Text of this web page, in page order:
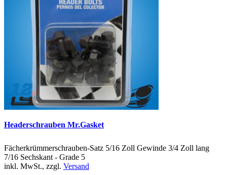
Headerschrauben Mr.Gasket
Fächerkrümmerschrauben-Satz 5/16 Zoll Gewinde 3/4 Zoll lang
7/16 Sechskant - Grade 5
inkl. MwSt., zzgl. Versand